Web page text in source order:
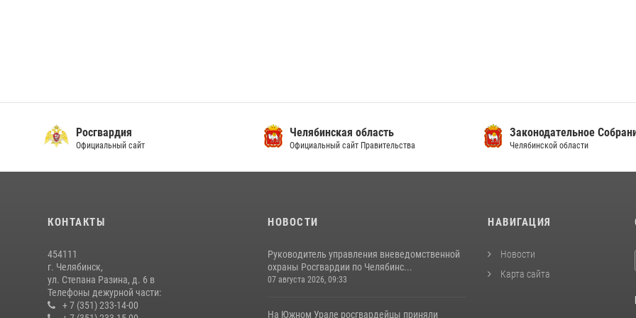
Росгвардия
Официальный сайт
Челябинская область
Официальный сайт Правительства
Законодательное
Челябинской области
КОНТАКТЫ
454111
г. Челябинск,
ул. Степана Разина, д. 6 в
Телефоны дежурной части:
+ 7 (351) 233-14-00
НОВОСТИ
Руководитель управления вневедомственной
охраны Росгвардии по Челябинс...
07 августа 2026, 09:33
На Южном Урале росгвардейцы приняли
НАВИГАЦИЯ
Новости
Карта сайта